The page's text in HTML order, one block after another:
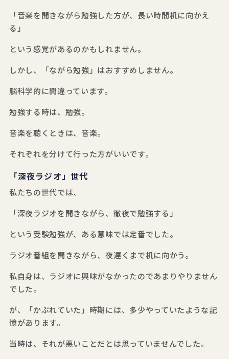
「音楽を聞きながら勉強した方が、長い時間机に向かえ
る」
という感覚があるのかもしれません。
しかし、「ながら勉強」はおすすめしません。
脳科学的に間違っています。
勉強する時は、勉強。
音楽を聴くときは、音楽。
それぞれを分けて行った方がいいです。
「深夜ラジオ」世代
私たちの世代では、
「深夜ラジオを聞きながら、徹夜で勉強する」
という受験勉強が、ある意味では定番でした。
ラジオ番組を聞きながら、夜遅くまで机に向かう。
私自身は、ラジオに興味がなかったのであまりやりません
でした。
が、「かぶれていた」時期には、多少やっていたような記
憶があります。
当時は、それが悪いことだとは思っていませんでした。